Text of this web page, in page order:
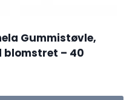
Gummistøvle,
blomstret – 40